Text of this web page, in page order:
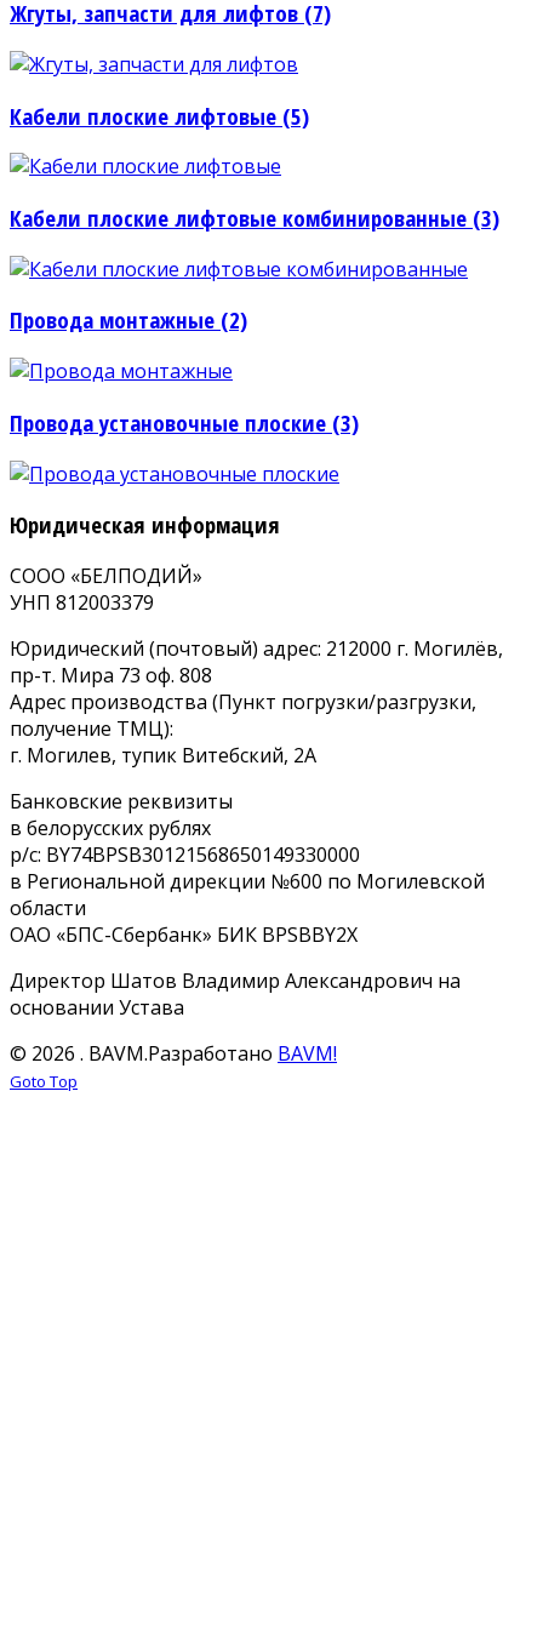
Жгуты, запчасти для лифтов (7)
Кабели плоские лифтовые (5)
Кабели плоские лифтовые комбинированные (3)
Провода монтажные (2)
Провода установочные плоские (3)
Юридическая информация
СООО «БЕЛПОДИЙ»
УНП 812003379
Юридический (почтовый) адрес: 212000 г. Могилёв,
пр-т. Мира 73 оф. 808
Адрес производства (Пункт погрузки/разгрузки,
получение ТМЦ):
г. Могилев, тупик Витебский, 2А
Банковские реквизиты
в белорусских рублях
р/с: BY74BPSB30121568650149330000
в Региональной дирекции №600 по Могилевской
области
ОАО «БПС-Сбербанк» БИК BPSBBY2X
Директор Шатов Владимир Александрович на
основании Устава
© 2026 . BAVM.Разработано BAVM!
Goto Top